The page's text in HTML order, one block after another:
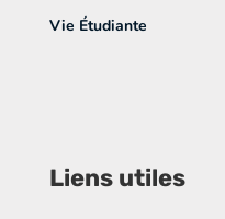
Vie Étudiante
Liens utiles